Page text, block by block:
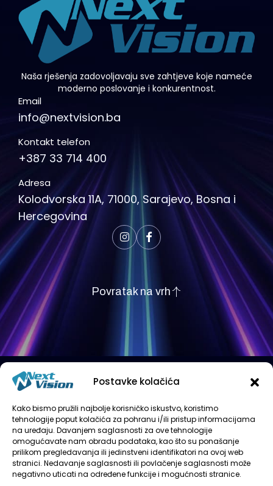
Postavke kolačića
Kako bismo pružili najbolje korisničko iskustvo, koristimo
tehnologije poput kolačića za pohranu i/ili pristup informacijama
na uređaju. Davanjem saglasnosti za ove tehnologije
omogućavate nam obradu podataka, kao što su ponašanje
prilikom pregledavanja ili jedinstveni identifikatori na ovoj web
stranici. Nedavanje saglasnosti ili povlačenje saglasnosti može
negativno uticati na određene funkcije i mogućnosti stranice.
Naša rješenja zadovoljavaju sve zahtjeve koje nameće
moderno poslovanje i konkurentnost.
Email
info@nextvision.ba
Kontakt telefon
+387 33 714 400
Adresa
Kolodvorska 11A, 71000, Sarajevo, Bosna i
Hercegovina
Povratak na vrh